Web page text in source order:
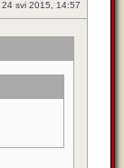
24 svi 2015, 14:57